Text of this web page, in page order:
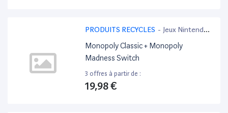
PRODUITS RECYCLES - Jeux Nintendo
Switch
Monopoly Classic + Monopoly
Madness Switch
3 offres à partir de :
19,98 €